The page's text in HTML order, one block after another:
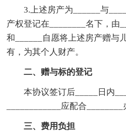
3.上述房产为______与
产权登记在________名下，由
和______自愿将上述房产赠与
有，为其个人财产。
二、赠与标的登记
本协议签订后_____日内
____________应配合
三、费用负担